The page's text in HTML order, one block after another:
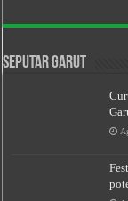
Seputar Garut